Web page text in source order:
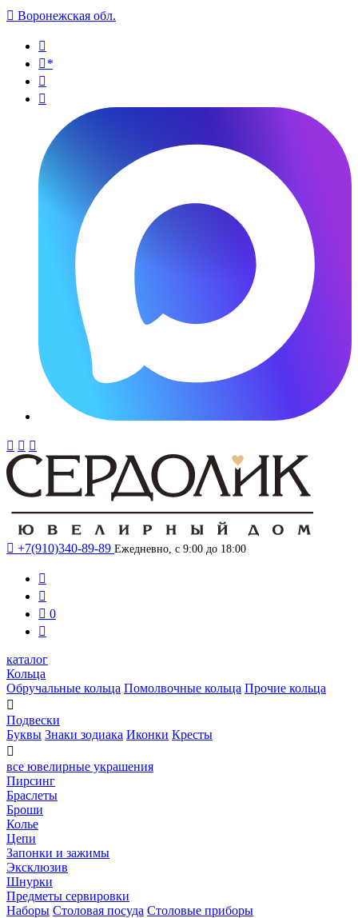
 Воронежская обл.

*


  
 +7(910)340-89-89 Ежедневно, с 9:00 до 18:00


 0

каталог
Кольца
Обручальные кольца Помолвочные кольца Прочие кольца

Подвески
Буквы Знаки зодиака Иконки Кресты

все ювелирные украшения
Пирсинг
Браслеты
Броши
Колье
Цепи
Запонки и зажимы
Эксклюзив
Шнурки
Предметы сервировки
Наборы Столовая посуда Столовые приборы